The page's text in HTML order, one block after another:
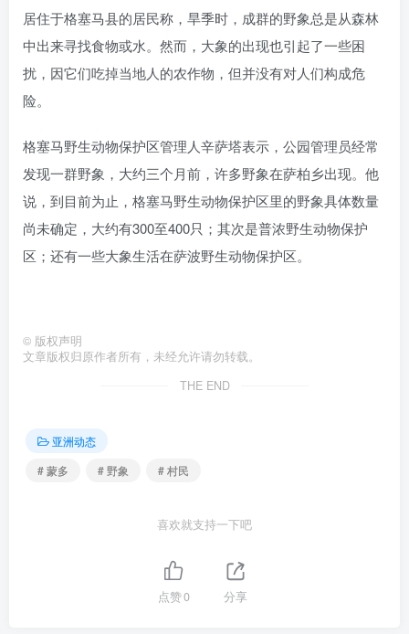
居住于格塞马县的居民称，旱季时，成群的野象总是从森林
中出来寻找食物或水。然而，大象的出现也引起了一些困
扰，因它们吃掉当地人的农作物，但并没有对人们构成危
险。
格塞马野生动物保护区管理人辛萨塔表示，公园管理员经常
发现一群野象，大约三个月前，许多野象在萨柏乡出现。他
说，到目前为止，格塞马野生动物保护区里的野象具体数量
尚未确定，大约有300至400只；其次是普浓野生动物保护
区；还有一些大象生活在萨波野生动物保护区。
© 版权声明
文章版权归原作者所有，未经允许请勿转载。
THE END
亚洲动态
# 蒙多
# 野象 # 村民
喜欢就支持一下吧
点赞0 分享